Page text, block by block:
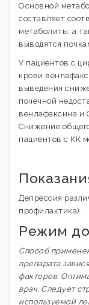
Основной
составляет
метаболиты, а
выводятся
У пациентов с
крови
выведения
почечной
венлафаксина и
Снижение
пациентов с КК
Депрессия
профилактика).
Режим
Способ
препарата
факторов.
врач. Следует
используемой